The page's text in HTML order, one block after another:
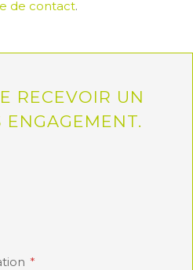
de contact.
RECEVOIR UN
ENGAGEMENT.